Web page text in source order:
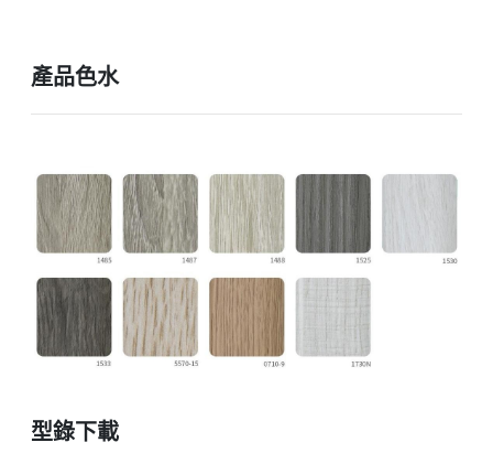
產品色水
型錄下載